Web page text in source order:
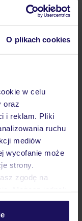
O plikach cookies
w celu
oraz
i reklam. Pliki
ruchu
mediów
wycofanie może
strony.
zgodę na
w zakładkę
30 lat w